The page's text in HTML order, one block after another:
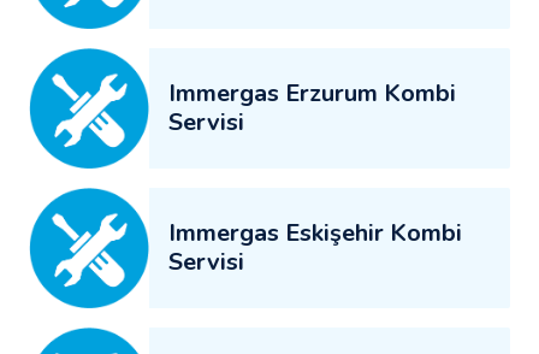
Immergas Erzurum Kombi
Servisi
Immergas Eskişehir Kombi
Servisi